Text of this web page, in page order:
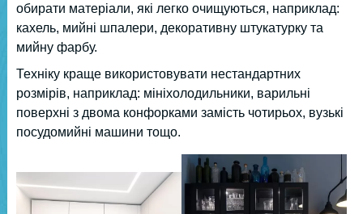
обирати матеріали, які легко очищуються, наприклад:
кахель, мийні шпалери, декоративну штукатурку та
мийну фарбу.
Техніку краще використовувати нестандартних
розмірів, наприклад: мініхолодильники, варильні
поверхні з двома конфорками замість чотирьох, вузькі
посудомийні машини тощо.